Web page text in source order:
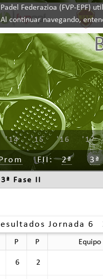
Federazioa (FVP-
continuar navegando,
'17
'16
'15
'14
FII 2ª 3ª
Fase II
Jornada 6
P P
6 2